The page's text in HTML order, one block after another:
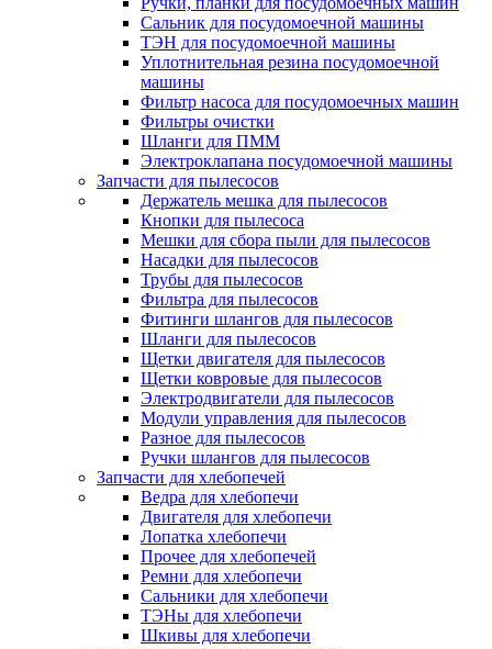
Сальник для посудомоечной машины
ТЭН для посудомоечной машины
Уплотнительная резина посудомоечной
машины
Фильтр насоса для посудомоечных машин
Фильтры очистки
Шланги для ПММ
Электроклапана посудомоечной машины
Запчасти для пылесосов
Держатель мешка для пылесосов
Кнопки для пылесоса
Мешки для сбора пыли для пылесосов
Насадки для пылесосов
Трубы для пылесосов
Фильтра для пылесосов
Фитинги шлангов для пылесосов
Шланги для пылесосов
Щетки двигателя для пылесосов
Щетки ковровые для пылесосов
Электродвигатели для пылесосов
Модули управления для пылесосов
Разное для пылесосов
Ручки шлангов для пылесосов
Запчасти для хлебопечей
Ведра для хлебопечи
Двигателя для хлебопечи
Лопатка хлебопечи
Прочее для хлебопечей
Ремни для хлебопечи
Сальники для хлебопечи
ТЭНы для хлебопечи
Шкивы для хлебопечи